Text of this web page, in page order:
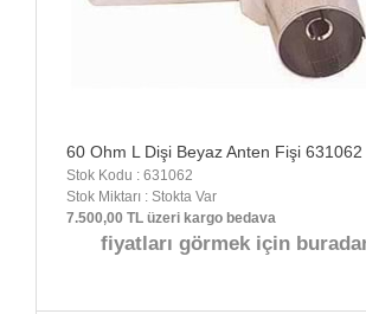
60 Ohm L Dişi Beyaz Anten Fişi 631062
Stok Kodu : 631062
Stok Miktarı : Stokta Var
7.500,00 TL üzeri kargo bedava
fiyatları görmek için